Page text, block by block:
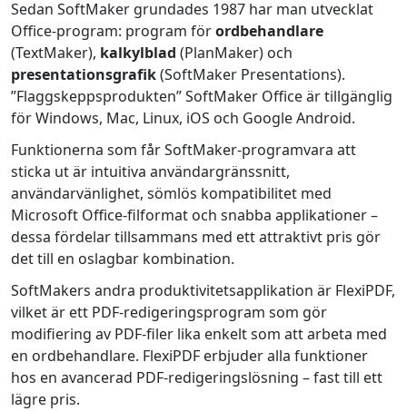
Sedan SoftMaker grundades 1987 har man utvecklat
Office-program: program förordbehandlare
(TextMaker), kalkylblad (PlanMaker) och
presentationsgrafik(SoftMaker Presentations).
”Flaggskeppsprodukten” SoftMaker Office är tillgänglig
för Windows, Mac, Linux, iOS och Google Android.
Funktionerna som får SoftMaker-programvara att
sticka ut är intuitiva användargränssnitt,
användarvänlighet, sömlös kompatibilitet med
Microsoft Office-filformat och snabba applikationer –
dessa fördelar tillsammans med ett attraktivt pris gör
det till en oslagbar kombination.
SoftMakers andra produktivitetsapplikation är FlexiPDF,
vilket är ett PDF-redigeringsprogram som gör
modifiering av PDF-filer lika enkelt som att arbeta med
en ordbehandlare. FlexiPDF erbjuder alla funktioner
hos en avancerad PDF-redigeringslösning – fast till ett
lägre pris.